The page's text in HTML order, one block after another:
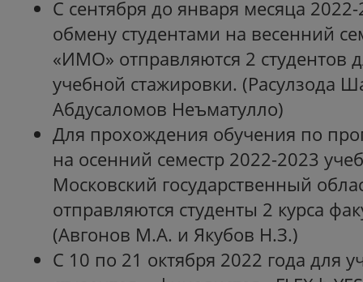
С сентября до января месяца
обмену студентами на весенний
«ИМО» отправляются 2 студентов
учебной стажировки. (Расулзода
Абдусаломов Неъматулло)
Для прохождения обучения по
на осенний семестр 2022-2023
Московский государственный
отправляются студенты 2 курса
(Авгонов М.А. и Якубов Н.З.)
С 10 по 21 октября 2022 года для